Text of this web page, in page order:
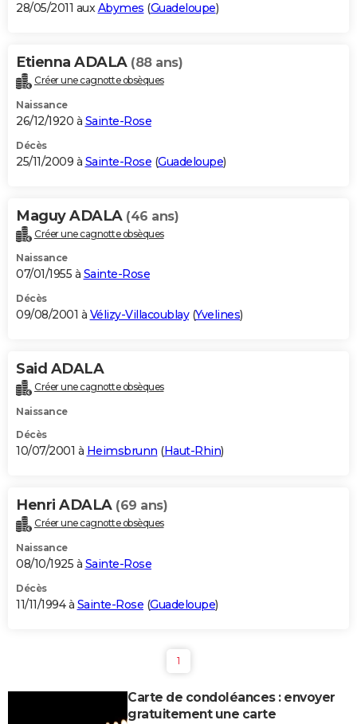
28/05/2011 auxAbymes (Guadeloupe)
Etienna ADALA (88 ans)
Créer une cagnotte obsèques
Naissance
26/12/1920 à Sainte-Rose
Décès
25/11/2009 à Sainte-Rose (Guadeloupe)
Maguy ADALA (46 ans)
Créer une cagnotte obsèques
Naissance
07/01/1955 à Sainte-Rose
Décès
09/08/2001 à Vélizy-Villacoublay(Yvelines)
Said ADALA
Créer une cagnotte obsèques
Naissance
Décès
10/07/2001 à Heimsbrunn (Haut-Rhin)
Henri ADALA (69 ans)
Créer une cagnotte obsèques
Naissance
08/10/1925 à Sainte-Rose
Décès
11/11/1994 à Sainte-Rose (Guadeloupe)
1
Carte de condoléances : envoyer
gratuitement une carte